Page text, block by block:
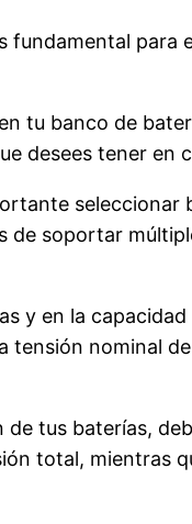
fundamental
tu banco de
desees tener en
de soportar
y en la
nominal
tus baterías,
total, mientras